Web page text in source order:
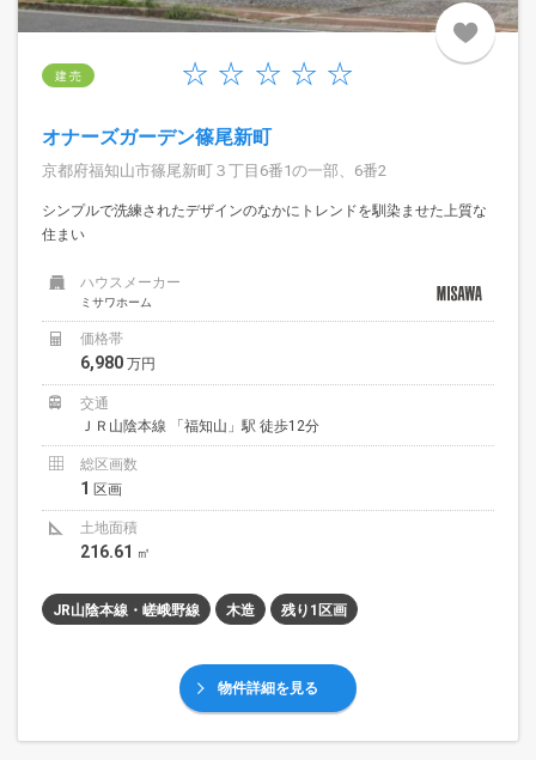
建 売
オナーズガーデン篠尾新町
京都府福知山市篠尾新町３丁目6番1の一部、6番2
シンプルで洗練されたデザインのなかにトレンドを馴染ませた上質な
住まい
ハウスメーカー
ミサワホーム
価格帯
6,980 万円
交通
ＪＲ山陰本線 「福知山」駅 徒歩12分
総区画数
1 区画
土地面積
216.61 ㎡
JR山陰本線・嵯峨野線 木造 残り1区画
物件詳細を見る